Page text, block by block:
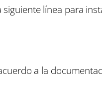
línea para
a la